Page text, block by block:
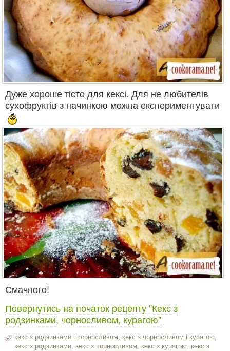
Дуже хороше тісто для кексі. Для не любителів
сухофруктів з начинкою можна експериментувати
Смачного!
Повернутись на початок рецепту "Кекс з
родзинками, чорносливом, курагою"
кекс з родзинками і чорносливом, кекс з чорносливом і курагою,
кекс з родзинками, кекс з чорносливом, кекс з курагою, кекс з